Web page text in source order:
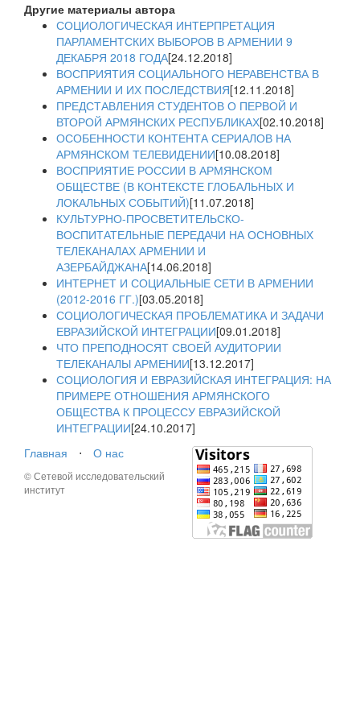
Другие материалы автора
СОЦИОЛОГИЧЕСКАЯ ИНТЕРПРЕТАЦИЯ
ПАРЛАМЕНТСКИХ ВЫБОРОВ В АРМЕНИИ 9
ДЕКАБРЯ 2018 ГОДА[24.12.2018]
ВОСПРИЯТИЯ СОЦИАЛЬНОГО НЕРАВЕНСТВА В
АРМЕНИИ И ИХ ПОСЛЕДСТВИЯ[12.11.2018]
ПРЕДСТАВЛЕНИЯ СТУДЕНТОВ О ПЕРВОЙ И
ВТОРОЙ АРМЯНСКИХ РЕСПУБЛИКАХ[02.10.2018]
ОСОБЕННОСТИ КОНТЕНТА СЕРИАЛОВ НА
АРМЯНСКОМ ТЕЛЕВИДЕНИИ[10.08.2018]
ВОСПРИЯТИЕ РОССИИ В АРМЯНСКОМ
ОБЩЕСТВЕ (В КОНТЕКСТЕ ГЛОБАЛЬНЫХ И
ЛОКАЛЬНЫХ СОБЫТИЙ)[11.07.2018]
КУЛЬТУРНО-ПРОСВЕТИТЕЛЬСКО-
ВОСПИТАТЕЛЬНЫЕ ПЕРЕДАЧИ НА ОСНОВНЫХ
ТЕЛЕКАНАЛАХ АРМЕНИИ И
АЗЕРБАЙДЖАНА[14.06.2018]
ИНТЕРНЕТ И СОЦИАЛЬНЫЕ СЕТИ В АРМЕНИИ
(2012-2016 ГГ.)[03.05.2018]
СОЦИОЛОГИЧЕСКАЯ ПРОБЛЕМАТИКА И ЗАДАЧИ
ЕВРАЗИЙСКОЙ ИНТЕГРАЦИИ[09.01.2018]
ЧТО ПРЕПОДНОСЯТ СВОЕЙ АУДИТОРИИ
ТЕЛЕКАНАЛЫ АРМЕНИИ[13.12.2017]
СОЦИОЛОГИЯ И ЕВРАЗИЙСКАЯ ИНТЕГРАЦИЯ: НА
ПРИМЕРЕ ОТНОШЕНИЯ АРМЯНСКОГО
ОБЩЕСТВА К ПРОЦЕССУ ЕВРАЗИЙСКОЙ
ИНТЕГРАЦИИ[24.10.2017]
Главная
⋅ О нас
© Сетевой исследовательский
институт